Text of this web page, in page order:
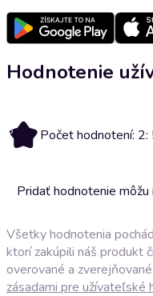
Hodnotenie
5 Počet hodnotení: 2:
Pridať hodnotenie môžu
Všetky hodnotenia
ktorí zakúpili náš produkt
overované a
zásadami pre užívateľské